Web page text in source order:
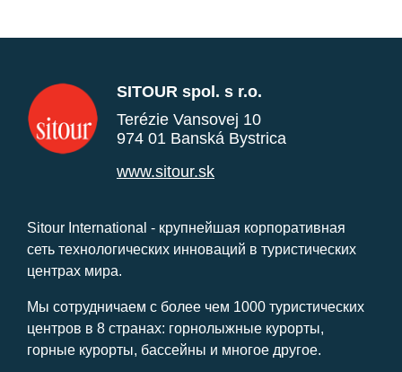
SITOUR spol. s r.o.
Terézie Vansovej 10
974 01 Banská Bystrica
www.sitour.sk
Sitour International - крупнейшая корпоративная
сеть технологических инноваций в туристических
центрах мира.
Мы сотрудничаем с более чем 1000 туристических
центров в 8 странах: горнолыжные курорты,
горные курорты, бассейны и многое другое.